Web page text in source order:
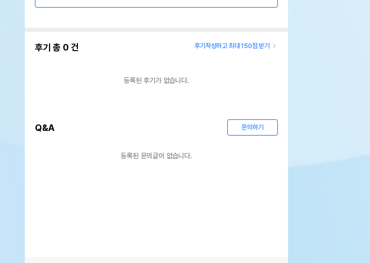
후기 총 0 건 후기작성하고 최대 150점 받기
등록된 후기가 없습니다.
Q&A 문의하기
등록된 문의글이 없습니다.